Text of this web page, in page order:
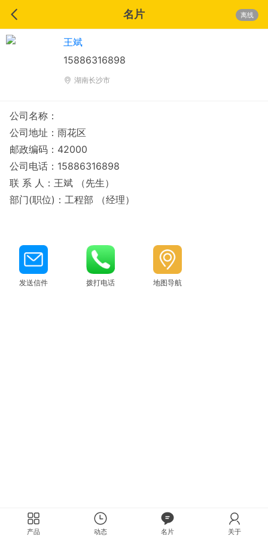
名片 离线
王斌
15886316898
湖南长沙市
公司名称：
公司地址：雨花区
邮政编码：42000
公司电话：15886316898
联 系 人：王斌 （先生）
部门(职位)：工程部 （经理）
发送信件 拨打电话 地图导航
产品 动态 名片 关于